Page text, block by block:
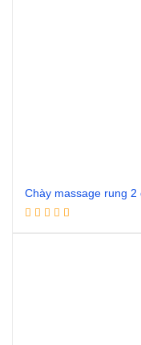
Chày massage rung